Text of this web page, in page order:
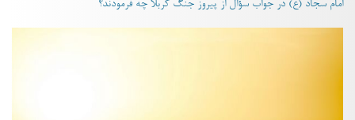
امام سجّاد (ع) در جواب سؤال از پیروز جنگ کربلا چه فرمودند؟